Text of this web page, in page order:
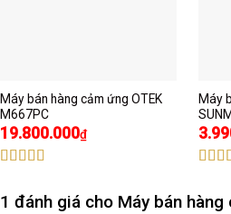
Máy bán hàng cảm ứng OTEK
M667PC
19.800.000₫
hạng5.00
sao
Máy
hạng
sao
1 đánh giá cho Máy bán hàng